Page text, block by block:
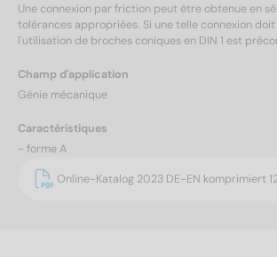
Une connexion par friction peut être obtenue en
tolérances appropriées. Si une telle connexion
l'utilisation de broches coniques en DIN 1 est
Champ d'application
Génie mécanique
Caractéristiques
- forme A
Online-Katalog 2023 DE-EN komprimiert